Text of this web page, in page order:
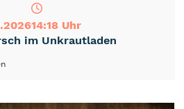
14:18 Uhr
im Unkrautladen